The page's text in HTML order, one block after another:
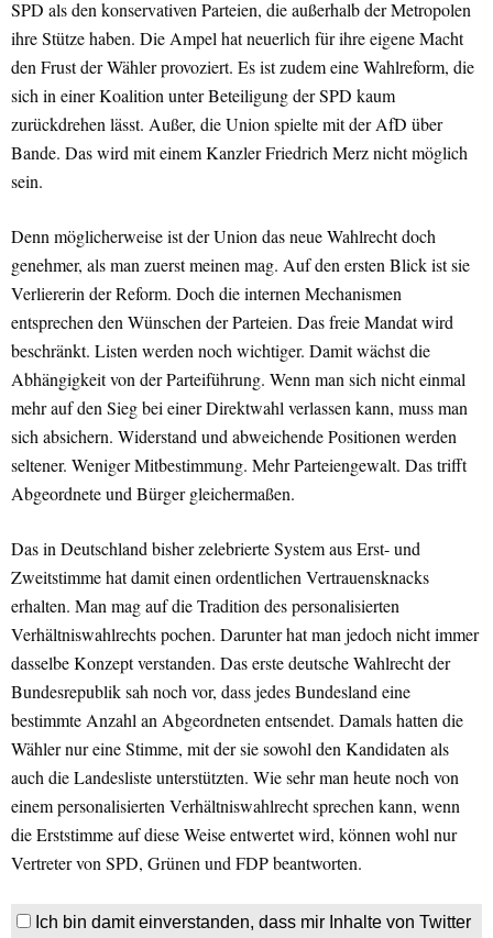
SPD als den konservativen Parteien, die außerhalb der Metropolen
ihre Stütze haben. Die Ampel hat neuerlich für ihre eigene Macht
den Frust der Wähler provoziert. Es ist zudem eine Wahlreform, die
sich in einer Koalition unter Beteiligung der SPD kaum
zurückdrehen lässt. Außer, die Union spielte mit der AfD über
Bande. Das wird mit einem Kanzler Friedrich Merz nicht möglich
sein.
Denn möglicherweise ist der Union das neue Wahlrecht doch
genehmer, als man zuerst meinen mag. Auf den ersten Blick ist sie
Verliererin der Reform. Doch die internen Mechanismen
entsprechen den Wünschen der Parteien. Das freie Mandat wird
beschränkt. Listen werden noch wichtiger. Damit wächst die
Abhängigkeit von der Parteiführung. Wenn man sich nicht einmal
mehr auf den Sieg bei einer Direktwahl verlassen kann, muss man
sich absichern. Widerstand und abweichende Positionen werden
seltener. Weniger Mitbestimmung. Mehr Parteiengewalt. Das trifft
Abgeordnete und Bürger gleichermaßen.
Das in Deutschland bisher zelebrierte System aus Erst- und
Zweitstimme hat damit einen ordentlichen Vertrauensknacks
erhalten. Man mag auf die Tradition des personalisierten
Verhältniswahlrechts pochen. Darunter hat man jedoch nicht immer
dasselbe Konzept verstanden. Das erste deutsche Wahlrecht der
Bundesrepublik sah noch vor, dass jedes Bundesland eine
bestimmte Anzahl an Abgeordneten entsendet. Damals hatten die
Wähler nur eine Stimme, mit der sie sowohl den Kandidaten als
auch die Landesliste unterstützten. Wie sehr man heute noch von
einem personalisierten Verhältniswahlrecht sprechen kann, wenn
die Erststimme auf diese Weise entwertet wird, können wohl nur
Vertreter von SPD, Grünen und FDP beantworten.
Ich bin damit einverstanden, dass mir Inhalte von Twitter